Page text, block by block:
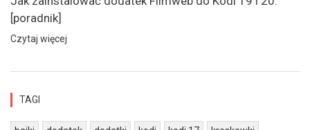
[poradnik]
Czytaj więcej
TAGI